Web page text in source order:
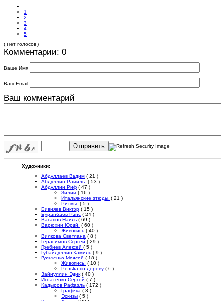
1
2
3
4
5
( Нет голосов )
Комментарии: 0
Ваше Имя
Ваш Email
Ваш комментарий
Отправить
Художники:
Абдуллаев Вадим ( 21 )
Абдуллин Рамиль. ( 53 )
Абдуллин Риф ( 47 )
Зилим ( 16 )
Итальянские этюды. ( 21 )
Ритмы. ( 5 )
Бивняев Виктор ( 15 )
Буранбаев Раис ( 24 )
Вагапов Наиль ( 69 )
Варюхин Юрий. ( 60 )
Живопись ( 40 )
Вилкова Светлана ( 8 )
Герасимов Сергей ( 29 )
Гребнев Алексей ( 5 )
Губайдуллин Камиль ( 9 )
Гульченко Моисей ( 18 )
Живопись. ( 10 )
Резьба по дереву ( 6 )
Зайнуллин Эдик ( 40 )
Игнатенко Сергей ( 7 )
Кадыров Рафаэль ( 172 )
Графика ( 3 )
Эскизы ( 5 )